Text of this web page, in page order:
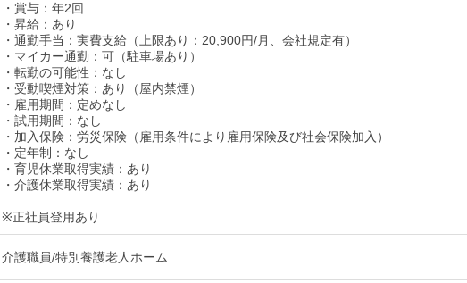
・賞与：年2回
・昇給：あり
・通勤手当：実費支給（上限あり：20,900円/月、会社規定有）
・マイカー通勤：可（駐車場あり）
・転勤の可能性：なし
・受動喫煙対策：あり（屋内禁煙）
・雇用期間：定めなし
・試用期間：なし
・加入保険：労災保険（雇用条件により雇用保険及び社会保険加入）
・定年制：なし
・育児休業取得実績：あり
・介護休業取得実績：あり
※正社員登用あり
介護職員/特別養護老人ホーム